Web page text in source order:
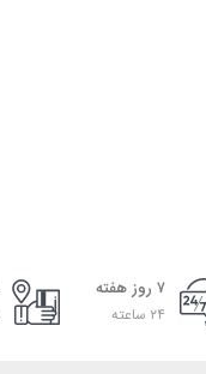
۷ روز هفته
۲۴ ساعته